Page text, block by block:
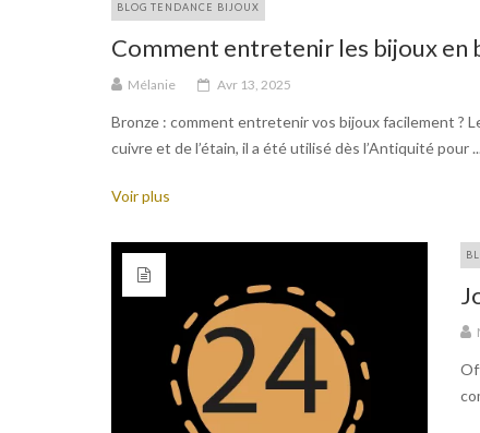
BLOG TENDANCE BIJOUX
Comment entretenir les bijoux en
Mélanie Avr 13, 2025
Bronze : comment entretenir vos bijoux facilement ?
cuivre et de l’étain, il a été utilisé dès l’Antiquité pour ...
Voir plus